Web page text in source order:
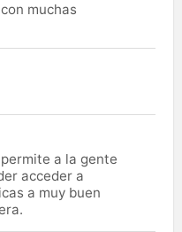
muchas
a la gente
acceder a
a muy buen